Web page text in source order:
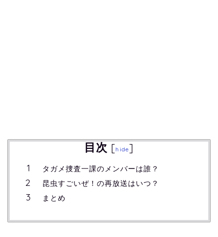
目次 [hide]
タガメ捜査一課のメンバーは誰？
昆虫すごいぜ！の再放送はいつ？
まとめ